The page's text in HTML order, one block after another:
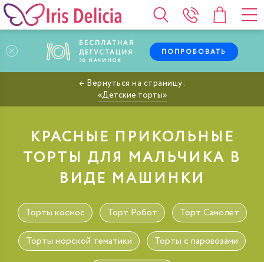
БЕСПЛАТНАЯ
ДЕГУСТАЦИЯ
30 НАЧИНОК
ПОПРОБОВАТЬ
Детские торты
КРАСНЫЕ ПРИКОЛЬНЫЕ
ТОРТЫ ДЛЯ МАЛЬЧИКА В
ВИДЕ МАШИНКИ
Торты космос Торт Робот Торт Самолет
Торты морской тематики Торты с паровозами